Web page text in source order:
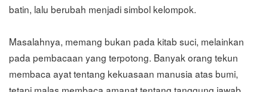
batin, lalu berubah menjadi simbol kelompok.
Masalahnya, memang bukan pada kitab suci, melainkan
pada pembacaan yang terpotong. Banyak orang tekun
membaca ayat tentang kekuasaan manusia atas bumi,